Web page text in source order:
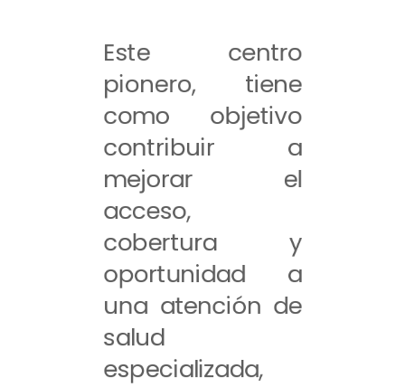
Este centro
pionero, tiene
como objetivo
contribuir a
mejorar el
acceso,
cobertura y
oportunidad a
una atención de
salud
especializada,